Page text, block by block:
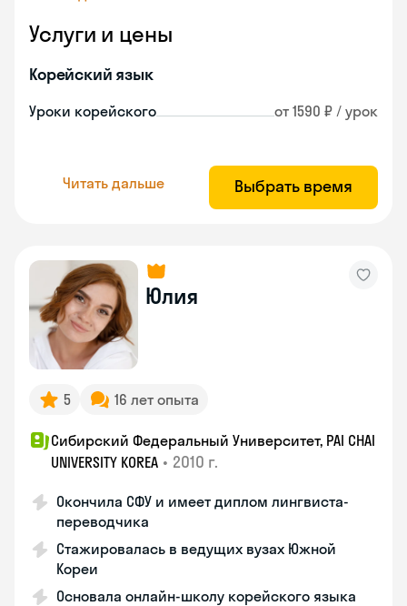
Услуги и цены
Корейский язык
Уроки корейского от 1590 ₽ / урок
Читать дальше Выбрать время
Юлия
5 16 лет опыта
Сибирский Федеральный Университет, PAI CHAI
UNIVERSITY KOREA • 2010 г.
Окончила СФУ и имеет диплом лингвиста-
переводчика
Стажировалась в ведущих вузах Южной
Кореи
Основала онлайн-школу корейского языка